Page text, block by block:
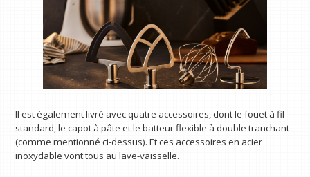
Il est également livré avec quatre accessoires, dont le fouet à fil
standard, le capot à pâte et le batteur flexible à double tranchant
(comme mentionné ci-dessus). Et ces accessoires en acier
inoxydable vont tous au lave-vaisselle.